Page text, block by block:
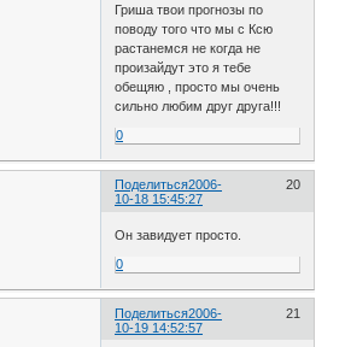
Гриша твои прогнозы по
поводу того что мы с Ксю
растанемся не когда не
произайдут это я тебе
обещяю , просто мы очень
сильно любим друг друга!!!
0
Поделиться 20
2006-
10-18 15:45:27
Он завидует просто.
0
Поделиться 21
2006-
10-19 14:52:57